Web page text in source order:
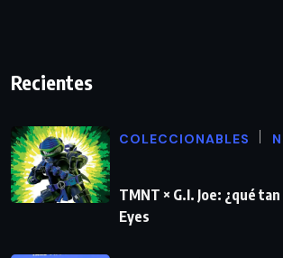
Recientes
COLECCIONABLES
TMNT × G.I. Joe: ¿qué
Eyes